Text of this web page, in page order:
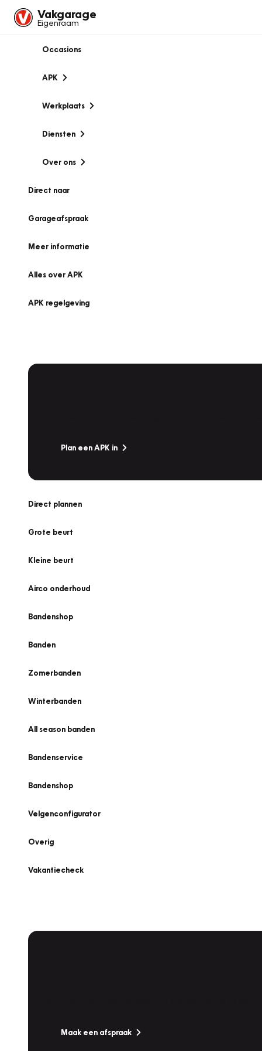
Vakgarage
Eigenraam
Occasions
APK
Werkplaats
Diensten
Over ons
Direct naar
Garageafspraak
Meer informatie
Alles over APK
APK regelgeving
Plan een APK in
Direct plannen
Grote beurt
Kleine beurt
Airco onderhoud
Bandenshop
Banden
Zomerbanden
Winterbanden
All season banden
Bandenservice
Bandenshop
Velgenconfigurator
Overig
Vakantiecheck
Maak een afspraak